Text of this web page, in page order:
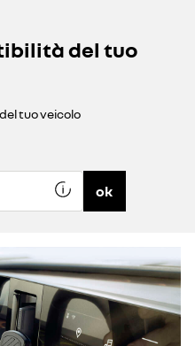
del tuo
tuo veicolo
ok